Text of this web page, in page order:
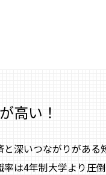
高い！
深いつながりがある
は4年制大学より圧